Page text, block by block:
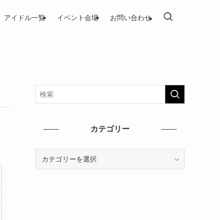
アイドル一覧 イベント会場 お問い合わせ
カテゴリー